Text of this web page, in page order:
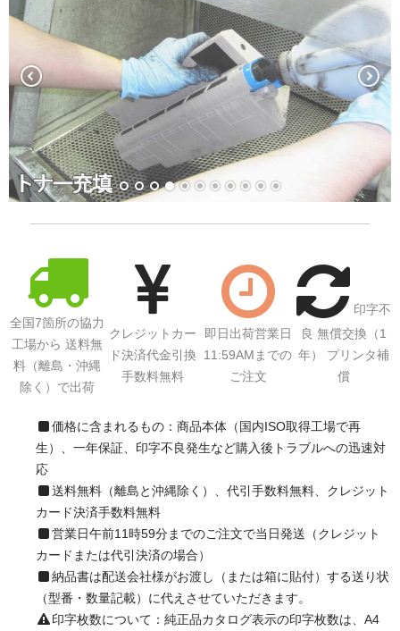
全国発送・送料無料
印字枚数について
対応プリンターメーカー
見積書発行依頼
なぜ業務用を選ぶべき？
サイトマップ
全国7箇所の協力
工場から 送料無
料（離島・沖縄
除く）で出荷
クレジットカー
ド決済代金引換
手数料無料
即日出荷営業日
11:59AMまでの
ご注文
印字不
良 無償交換（1
年） プリンタ補
償
価格に含まれるもの：商品本体（国内ISO取得工場で再
生）、一年保証、印字不良発生など購入後トラブルへの迅速対
応
送料無料（離島と沖縄除く）、代引手数料無料、クレジット
カード決済手数料無料
営業日午前11時59分までのご注文で当日発送（クレジット
カードまたは代引決済の場合）
納品書は配送会社様がお渡し（または箱に貼付）する送り状
（型番・数量記載）に代えさせていただきます。
印字枚数について：純正品カタログ表示の印字枚数は、A4